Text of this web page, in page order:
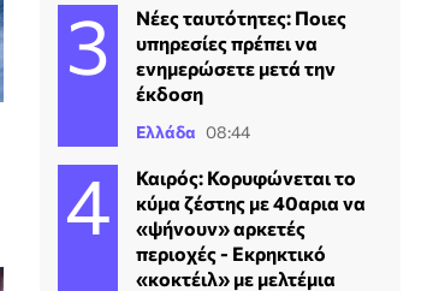
Νέες ταυτότητες: Ποιες
υπηρεσίες πρέπει να
ενημερώσετε μετά την
έκδοση
Ελλάδα 08:44
Καιρός: Κορυφώνεται το
κύμα ζέστης με 40αρια να
«ψήνουν» αρκετές
περιοχές - Εκρηκτικό
«κοκτέιλ» με μελτέμια